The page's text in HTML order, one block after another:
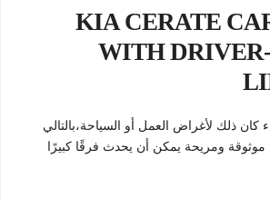
KIA CERATE
WITH
كان ذلك لأغراض العمل أو السياحة،بالتالي
ومريحة يمكن أن يحدث فرقًا كبيرًا